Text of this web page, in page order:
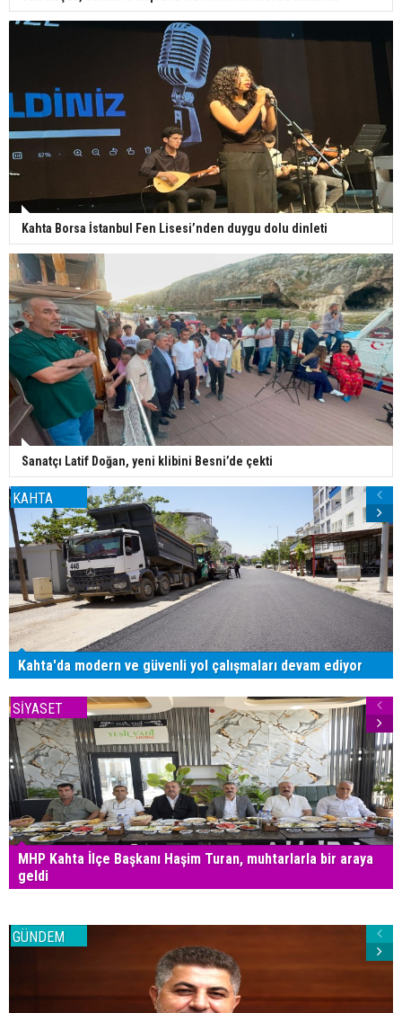
Kahta Borsa İstanbul Fen Lisesi’nden duygu dolu dinleti
Sanatçı Latif Doğan, yeni klibini Besni’de çekti
KAHTA
Kahta'da modern ve güvenli yol çalışmaları devam ediyor
SİYASET
MHP Kahta İlçe Başkanı Haşim Turan, muhtarlarla bir araya
geldi
GÜNDEM